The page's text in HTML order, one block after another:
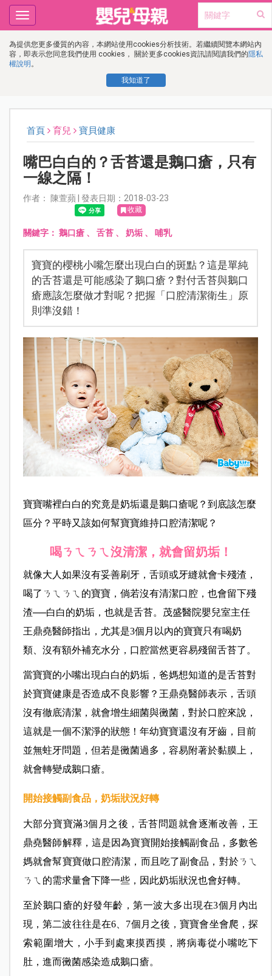
為提供您更多優質的內容，本網站使用cookies分析技術。若繼續閱覽本網站內
容，即表示您同意我們使用 cookies， 關於更多cookies資訊請閱讀我們的隱私
權說明 。
我知道了
Toggle
navigation
首頁 育兒 寶貝健康
嘴巴白白的？舌苔還是鵝口瘡，只有
一線之隔！
作者： 陳萱蘋 | 發表日期：2018-03-23
收藏
關鍵字： 鵝口瘡、 舌苔、 奶垢、 哺乳
寶寶的櫻桃小嘴怎麼出現白白的斑點？這是單純
的舌苔還是可能感染了鵝口瘡？對付舌苔與鵝口
瘡應該怎麼做才對呢？把握「口腔清潔衛生」原
則準沒錯！
寶寶嘴裡白白的究竟是奶垢還是鵝口瘡呢？到底該怎麼
區分？平時又該如何幫寶寶維持口腔清潔呢？
喝ㄋㄟㄋㄟ沒清潔，就會留奶垢！
就像大人如果沒有妥善刷牙，舌頭或牙縫就會卡殘渣，
喝了ㄋㄟㄋㄟ的寶寶，倘若沒有清潔口腔，也會留下殘
渣──白白的奶垢，也就是舌苔。 茂盛醫院嬰兒室主任
王鼎堯醫師指出， 尤其是3個月以內的寶寶只有喝奶
類、沒有額外補充水分，口腔當然更容易殘留舌苔了。
當寶寶的小嘴出現白白的奶垢，爸媽想知道的是舌苔對
於寶寶健康是否造成不良影響？ 王鼎堯醫師表示， 舌頭
沒有徹底清潔，就會增生細菌與黴菌，對於口腔來說，
這就是一個不潔淨的狀態！年幼寶寶還沒有牙齒，目前
並無蛀牙問題，但若是黴菌過多，容易附著於黏膜上，
就會轉變成鵝口瘡。
開始接觸副食品，奶垢狀況好轉
大部分寶寶滿3個月之後，舌苔問題就會逐漸改善， 王
鼎堯醫師解釋， 這是因為寶寶開始接觸副食品，多數爸
媽就會幫寶寶做口腔清潔，而且吃了副食品，對於ㄋㄟ
ㄋㄟ的需求量會下降一些，因此奶垢狀況也會好轉。
至於鵝口瘡的好發年齡，第一波大多出現在3個月內出
現，第二波往往是在6、7個月之後，寶寶會坐會爬，探
索範圍增大，小手到處東摸西摸，將病毒從小嘴吃下
肚，進而黴菌感染造成鵝口瘡。